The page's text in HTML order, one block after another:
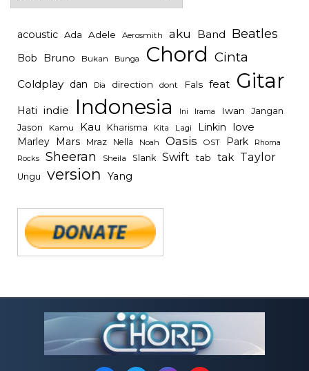
acoustic Ada Adele Aerosmith aku Band Beatles
Bob Bruno Bukan Bunga Chord Cinta
Coldplay dan Dia direction dont Fals feat Gitar
Hati indie Indonesia Ini Irama Iwan Jangan
Jason Kamu Kau Kharisma Kita Lagi Linkin love
Marley Mars Mraz Nella Noah Oasis OST Park Rhoma
Rocks Sheeran Sheila Slank Swift tab tak Taylor
Ungu version Yang